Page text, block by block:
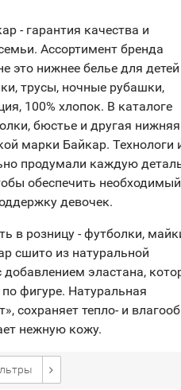
- гарантия качества и
Ассортимент бренда
это нижнее белье для
трусы, ночные рубашки,
100% хлопок. В каталоге
бюстье и другая нижняя
марки Байкар. Технологи
продумали каждую
обеспечить необходимый
девочек.
в розницу - футболки,
сшито из натуральной
эластана,
фигуре. Натуральная
сохраняет тепло- и
нежную кожу.